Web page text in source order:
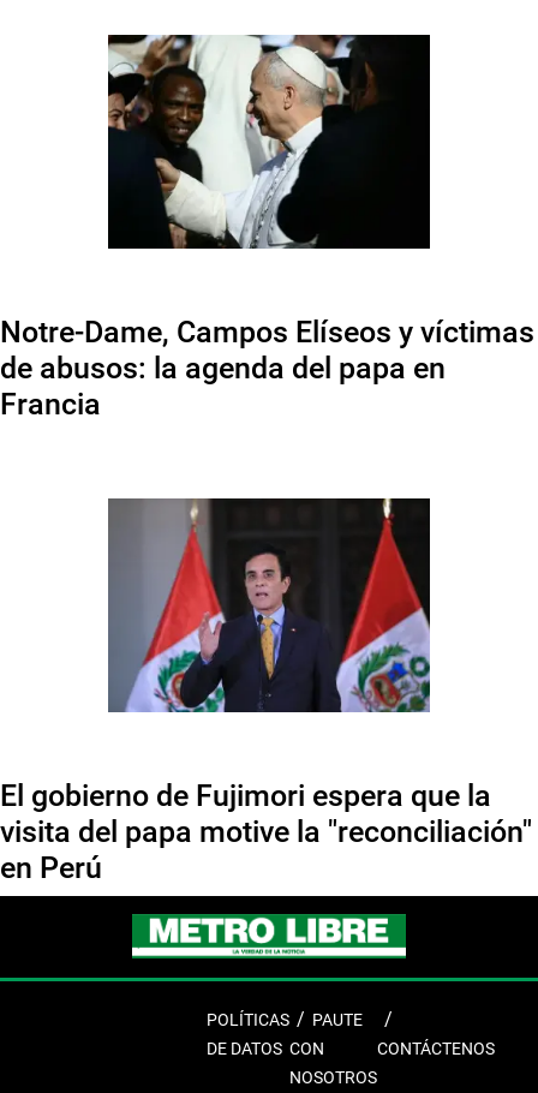
Notre-Dame, Campos Elíseos y víctimas
de abusos: la agenda del papa en
Francia
El gobierno de Fujimori espera que la
visita del papa motive la "reconciliación"
en Perú
POLÍTICAS
DE DATOS
PAUTE
CON
NOSOTROS
CONTÁCTENOS